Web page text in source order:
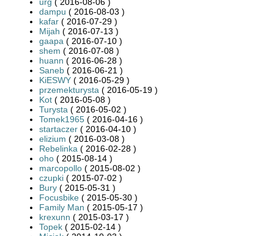
dampu ( 2016-08-03 )
kafar ( 2016-07-29 )
Mijah ( 2016-07-13 )
gaapa ( 2016-07-10 )
shem ( 2016-07-08 )
huann ( 2016-06-28 )
Saneb ( 2016-06-21 )
KiESWY ( 2016-05-29 )
przemekturysta ( 2016-05-19 )
Kot ( 2016-05-08 )
Turysta ( 2016-05-02 )
Tomek1965 ( 2016-04-16 )
startaczer ( 2016-04-10 )
elizium ( 2016-03-08 )
Rebelinka ( 2016-02-28 )
oho ( 2015-08-14 )
marcopollo ( 2015-08-02 )
czupki ( 2015-07-02 )
Bury ( 2015-05-31 )
Focusbike ( 2015-05-30 )
Family Man ( 2015-05-17 )
krexunn ( 2015-03-17 )
Topek ( 2015-02-14 )